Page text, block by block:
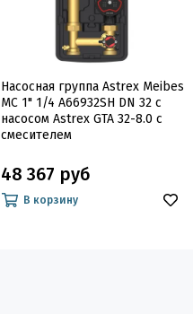
Насосная группа Astrex Meibes
MC 1" 1/4 A66932SH DN 32 c
насосом Astrex GTA 32-8.0 с
смесителем
48 367 руб
В корзину